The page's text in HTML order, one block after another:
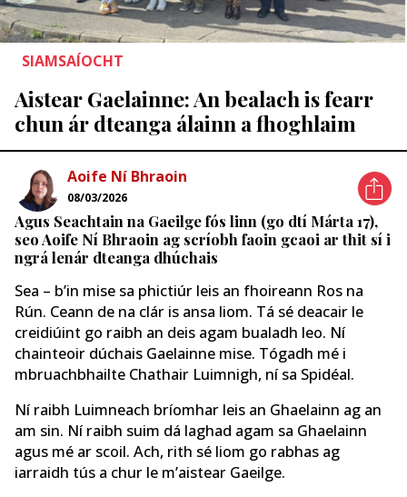
SIAMSAÍOCHT
Aistear Gaelainne: An bealach is fearr
chun ár dteanga álainn a fhoghlaim
Aoife Ní Bhraoin
08/03/2026
Agus Seachtain na Gaeilge fós linn (go dtí Márta 17),
seo Aoife Ní Bhraoin ag scríobh faoin gcaoi ar thit sí i
ngrá lenár dteanga dhúchais
Sea – b’in mise sa phictiúr leis an fhoireann Ros na
Rún. Ceann de na clár is ansa liom. Tá sé deacair le
creidiúint go raibh an deis agam bualadh leo. Ní
chainteoir dúchais Gaelainne mise. Tógadh mé i
mbruachbhailte Chathair Luimnigh, ní sa Spidéal.
Ní raibh Luimneach bríomhar leis an Ghaelainn ag an
am sin. Ní raibh suim dá laghad agam sa Ghaelainn
agus mé ar scoil. Ach, rith sé liom go rabhas ag
iarraidh tús a chur le m’aistear Gaeilge.